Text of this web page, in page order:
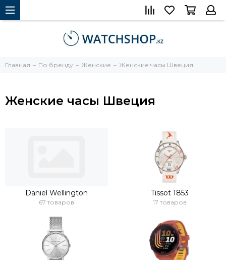
Главная По бренду Женские Женские часы Швеция
Женские часы Швеция
Daniel Wellington
67 товаров
Tissot 1853
17 товаров